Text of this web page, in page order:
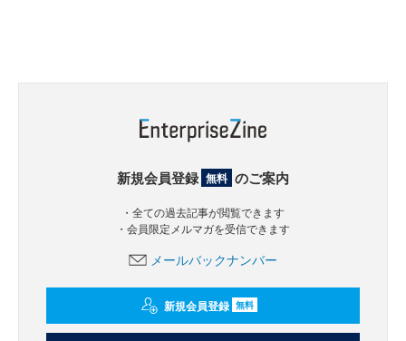
新規会員登録 無料 のご案内
・全ての過去記事が閲覧できます
・会員限定メルマガを受信できます
メールバックナンバー
新規会員登録 無料